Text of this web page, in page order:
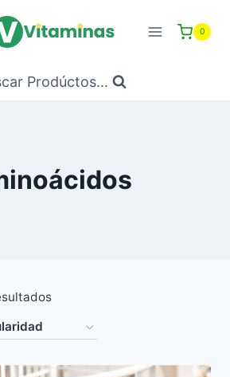
0
Prodúctos...
Ordenado
popularidad